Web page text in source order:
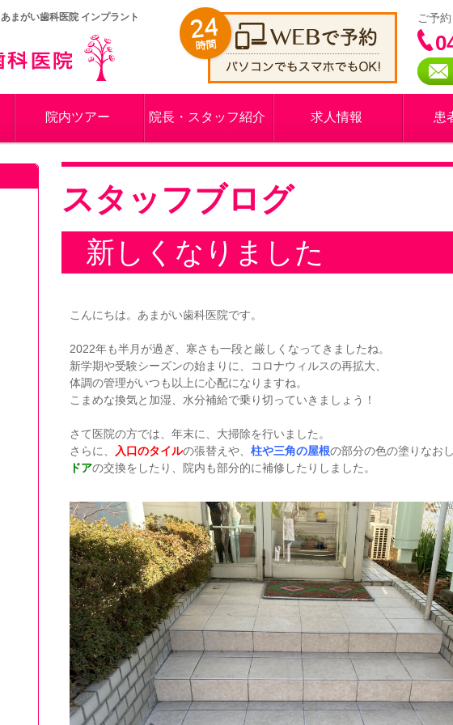
あまがい歯科医院 インプラント ご予
院内ツアー 院長・スタッフ紹介 求人情報 患
スタッフブログ
新しくなりました
こんにちは。あまがい歯科医院です。
2022年も半月が過ぎ、寒さも一段と厳しくなってきましたね。
新学期や受験シーズンの始まりに、コロナウィルスの再拡大、
体調の管理がいつも以上に心配になりますね。
こまめな換気と加湿、水分補給で乗り切っていきましょう！
さて医院の方では、年末に、大掃除を行いました。
さらに、
入口のタイルの張替えや、 柱や三角の屋根の部分の色の塗りなお
ドアの交換をしたり、院内も部分的に補修したりしました。